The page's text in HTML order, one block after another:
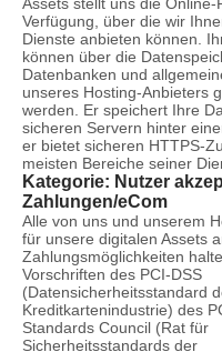
Verfügung, über die wir
Dienste anbieten können.
können über die
Datenbanken und
unseres Hosting-Anbieters
werden. Er speichert Ihre
sicheren Servern hinter
er bietet sicheren HTTPS-
meisten Bereiche seiner
Kategorie: Nutzer
Zahlungen/eCom
Alle von uns und unserem
für unsere digitalen Assets
Zahlungsmöglichkeiten
Vorschriften des PCI-DSS
(Datensicherheitsstandard
Kreditkartenindustrie) des
Standards Council (Rat für
Sicherheitsstandards der